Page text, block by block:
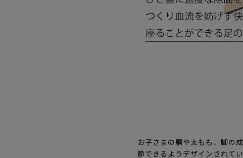
お子さまの胴や太もも、脚の
節できるようデザインされて